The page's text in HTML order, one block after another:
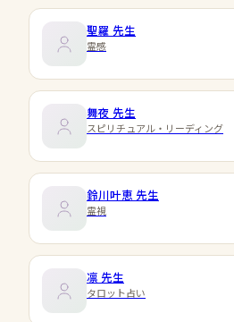
聖羅 先生
霊感
舞夜 先生
スピリチュアル・リーディング
鈴川叶恵 先生
霊視
凛 先生
タロット占い